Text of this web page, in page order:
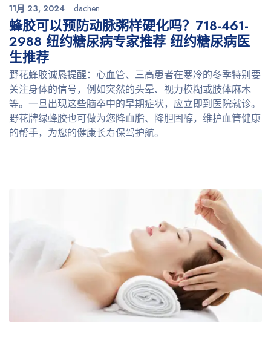
11月 23, 2024 dachen
蜂胶可以预防动脉粥样硬化吗？718-461-
2988 纽约糖尿病专家推荐 纽约糖尿病医
生推荐
野花蜂胶诚恳提醒：心血管、三高患者在寒冷的冬季特别要
关注身体的信号，例如突然的头晕、视力模糊或肢体麻木
等。一旦出现这些脑卒中的早期症状，应立即到医院就诊。
野花牌绿蜂胶也可做为您降血脂、降胆固醇，维护血管健康
的帮手，为您的健康长寿保驾护航。